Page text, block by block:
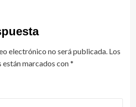
electrónico no será publicada. Los
marcados con*